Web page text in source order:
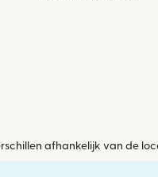
afhankelijk van de